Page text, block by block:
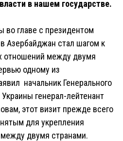
в нашем государстве.
во главе с президентом
Азербайджан стал шагом к
отношений между двумя
одному из
начальник Генерального
генерал-лейтенант
этот визит прежде всего
для укрепления
двумя странами.